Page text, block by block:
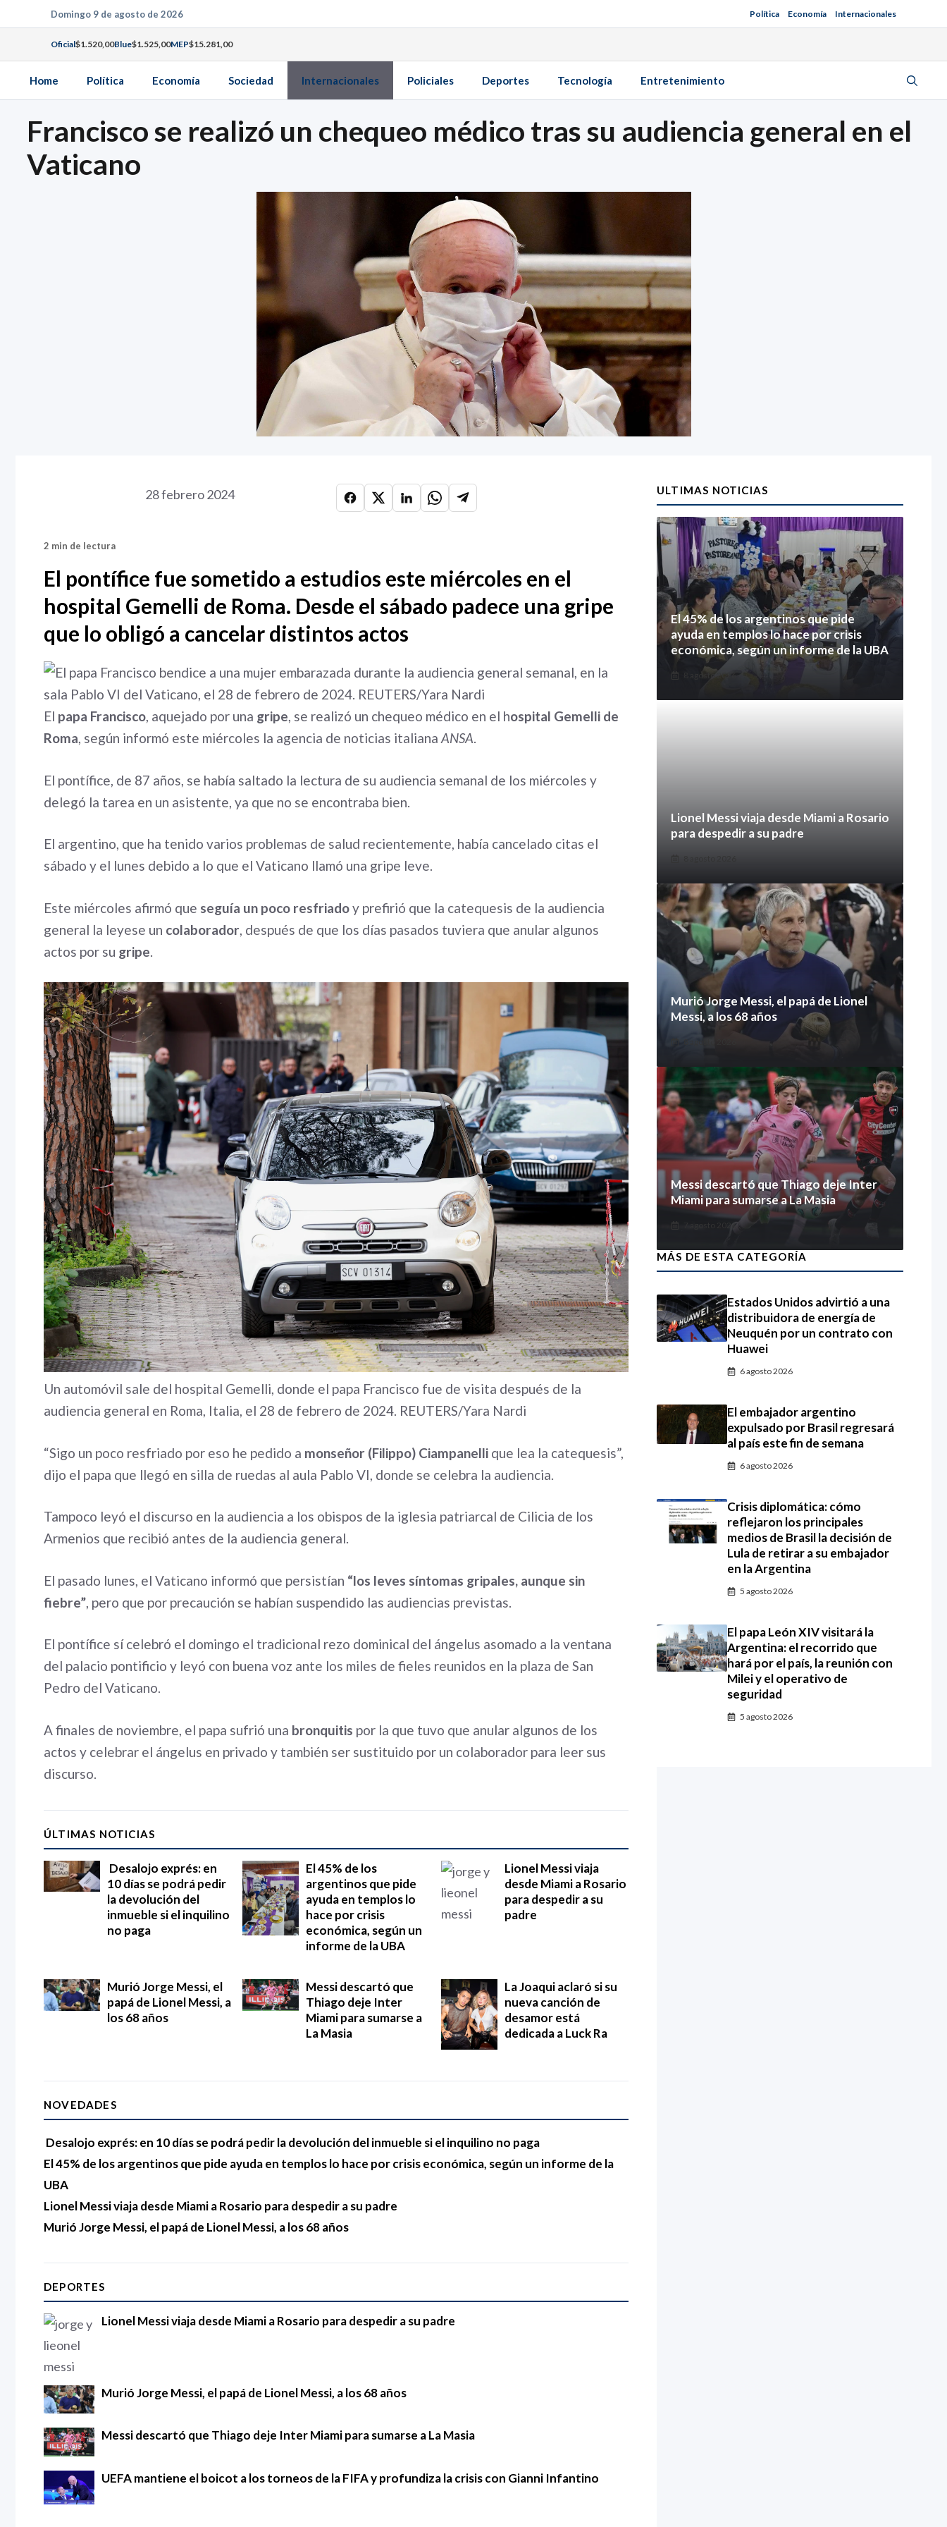
al
contenido
Domingo 9 de agosto de 2026 Política Economía Internacionales
Oficial$1.520,00Blue$1.525,00MEP$15.281,00
Home Política Economía Sociedad Internacionales Policiales Deportes Tecnología Entretenimiento
Francisco se realizó un chequeo médico tras su audiencia general en el
Vaticano
28 febrero 2024
2 min de lectura
El pontífice fue sometido a estudios este miércoles en el
hospital Gemelli de Roma. Desde el sábado padece una gripe
que lo obligó a cancelar distintos actos
El papa Francisco, aquejado por una gripe, se realizó un chequeo médico en el hospital Gemelli de
Roma, según informó este miércoles la agencia de noticias italiana ANSA.
El pontífice, de 87 años, se había saltado la lectura de su audiencia semanal de los miércoles y
delegó la tarea en un asistente, ya que no se encontraba bien.
El argentino, que ha tenido varios problemas de salud recientemente, había cancelado citas el
sábado y el lunes debido a lo que el Vaticano llamó una gripe leve.
Este miércoles afirmó que seguía un poco resfriadoy prefirió que la catequesis de la audiencia
general la leyese un colaborador , después de que los días pasados tuviera que anular algunos
actos por su gripe
Un automóvil sale del hospital Gemelli, donde el papa Francisco fue de visita después de la
audiencia general en Roma, Italia, el 28 de febrero de 2024. REUTERS/Yara Nardi
“Sigo un poco resfriado por eso he pedido a monseñor (Filippo) Ciampanelli que lea la catequesis”,
dijo el papa que llegó en silla de ruedas al aula Pablo VI, donde se celebra la audiencia.
Tampoco leyó el discurso en la audiencia a los obispos de la iglesia patriarcal de Cilicia de los
Armenios que recibió antes de la audiencia general.
El pasado lunes, el Vaticano informó que persistían “los leves síntomas gripales, aunque sin
fiebre”, pero que por precaución se habían suspendido las audiencias previstas.
El pontífice sí celebró el domingo el tradicional rezo dominical del ángelus asomado a la ventana
del palacio pontificio y leyó con buena voz ante los miles de fieles reunidos en la plaza de San
Pedro del Vaticano.
A finales de noviembre, el papa sufrió una bronquitis por la que tuvo que anular algunos de los
actos y celebrar el ángelus en privado y también ser sustituido por un colaborador para leer sus
discurso.
ÚLTIMAS NOTICIAS
Desalojo exprés: en
10 días se podrá pedir
la devolución del
inmueble si el inquilino
no paga
El 45% de los
argentinos que pide
ayuda en templos lo
hace por crisis
económica, según un
informe de la UBA
Lionel Messi viaja
desde Miami a Rosario
para despedir a su
padre
Murió Jorge Messi, el
papá de Lionel Messi, a
los 68 años
Messi descartó que
Thiago deje Inter
Miami para sumarse a
La Masia
La Joaqui aclaró si su
nueva canción de
desamor está
dedicada a Luck Ra
NOVEDADES
Desalojo exprés: en 10 días se podrá pedir la devolución del inmueble si el inquilino no paga
El 45% de los argentinos que pide ayuda en templos lo hace por crisis económica, según un informe de la
UBA
Lionel Messi viaja desde Miami a Rosario para despedir a su padre
Murió Jorge Messi, el papá de Lionel Messi, a los 68 años
DEPORTES
Lionel Messi viaja desde Miami a Rosario para despedir a su padre
Murió Jorge Messi, el papá de Lionel Messi, a los 68 años
Messi descartó que Thiago deje Inter Miami para sumarse a La Masia
UEFA mantiene el boicot a los torneos de la FIFA y profundiza la crisis con Gianni Infantino
ULTIMAS NOTICIAS
El 45% de los argentinos que pide
ayuda en templos lo hace por crisis
económica, según un informe de la UBA
8 agosto 2026
Lionel Messi viaja desde Miami a Rosario
para despedir a su padre
Murió Jorge Messi, el papá de Lionel
Messi, a los 68 años
Messi descartó que Thiago deje Inter
Miami para sumarse a La Masia
7 agosto 2026
MÁS DE ESTA CATEGORÍA
Estados Unidos advirtió a una
distribuidora de energía de
Neuquén por un contrato con
Huawei
6 agosto 2026
El embajador argentino
expulsado por Brasil regresará
al país este fin de semana
6 agosto 2026
Crisis diplomática: cómo
reflejaron los principales
medios de Brasil la decisión de
Lula de retirar a su embajador
en la Argentina
5 agosto 2026
El papa León XIV visitará la
Argentina: el recorrido que
hará por el país, la reunión con
Milei y el operativo de
seguridad
5 agosto 2026